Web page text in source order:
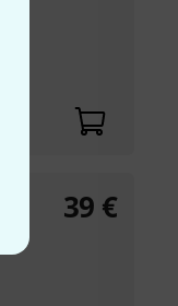
39 €